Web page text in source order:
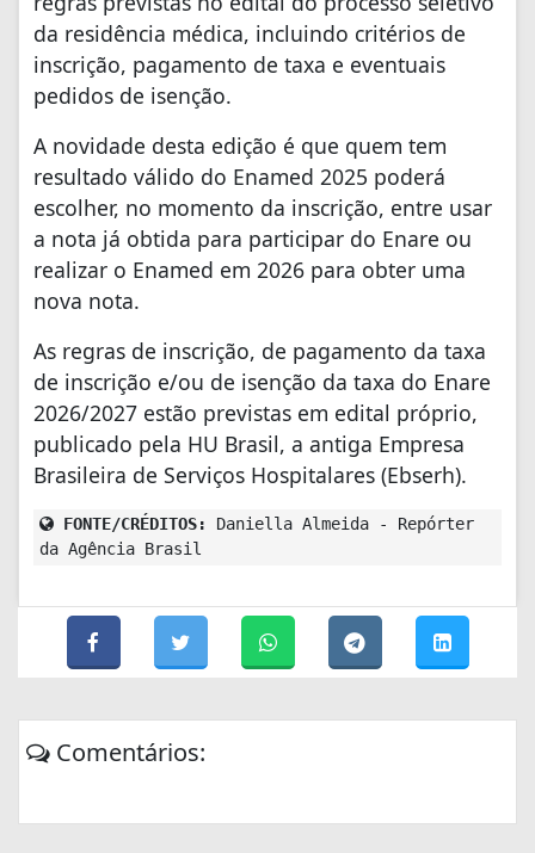
da residência médica, incluindo critérios de
inscrição, pagamento de taxa e eventuais
pedidos de isenção.
A novidade desta edição é que quem tem
resultado válido do Enamed 2025 poderá
escolher, no momento da inscrição, entre usar
a nota já obtida para participar do Enare ou
realizar o Enamed em 2026 para obter uma
nova nota.
As regras de inscrição, de pagamento da taxa
de inscrição e/ou de isenção da taxa do Enare
2026/2027 estão previstas em edital próprio,
publicado pela HU Brasil, a antiga Empresa
Brasileira de Serviços Hospitalares (Ebserh).
FONTE/CRÉDITOS:
Daniella Almeida - Repórter
da Agência Brasil
Comentários: